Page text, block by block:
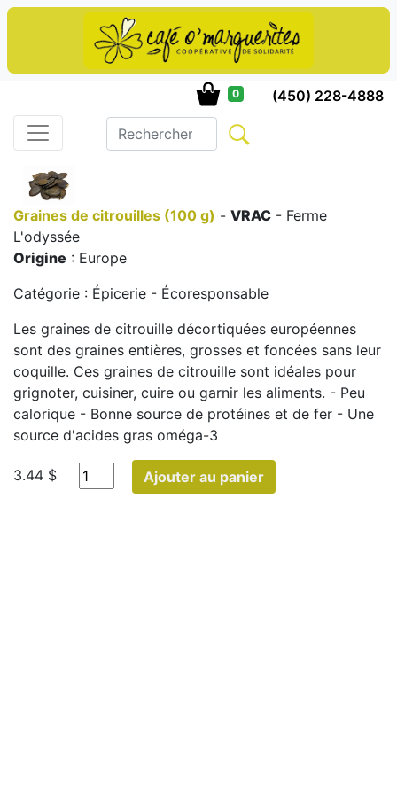
0 (450) 228-4888
Graines de citrouilles (100 g) - VRAC - Ferme
L'odyssée
Origine : Europe
Catégorie : Épicerie - Écoresponsable
Les graines de citrouille décortiquées européennes
sont des graines entières, grosses et foncées sans leur
coquille. Ces graines de citrouille sont idéales pour
grignoter, cuisiner, cuire ou garnir les aliments. - Peu
calorique - Bonne source de protéines et de fer - Une
source d'acides gras oméga-3
3.44 $ Ajouter au panier